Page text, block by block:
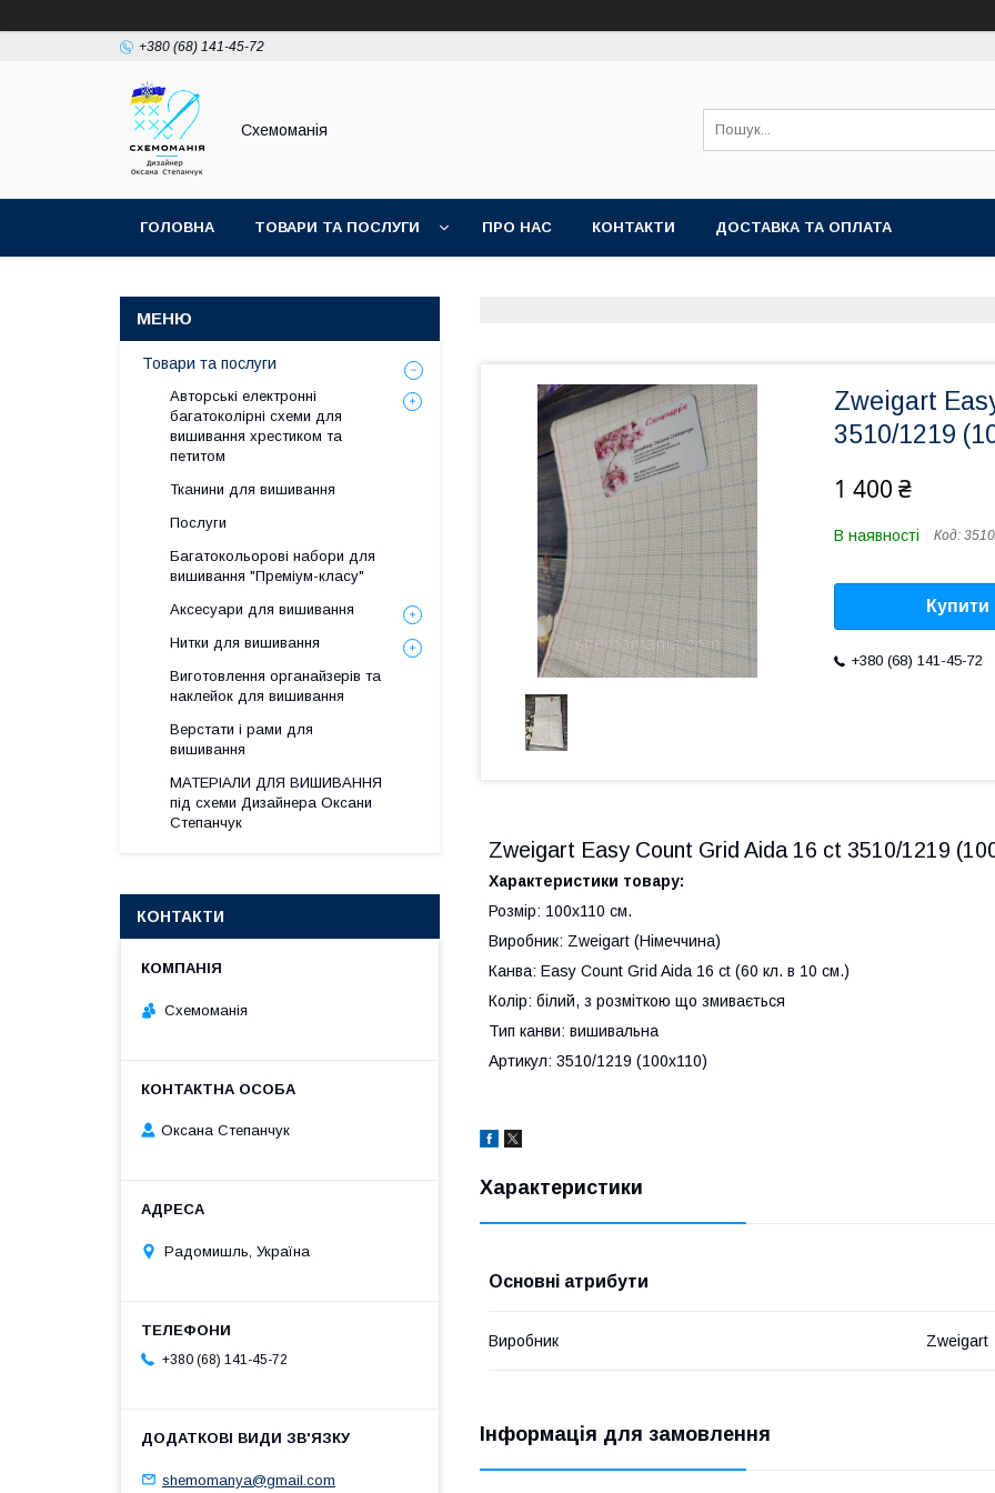
+380 (68) 141-45-72
Схемоманія
ГОЛОВНА ТОВАРИ ТА ПОСЛУГИ ПРО НАС КОНТАКТИ ДОСТАВКА ТА ОПЛАТА
Zweigart
3510/1219
1 400 ₴
В наявності Код:
Купити
+380 (68) 141-45-72
Zweigart Easy Count Grid Aida 16 ct 3510/1219
Характеристики товару:
Розмір: 100х110 см.
Виробник: Zweigart (Німеччина)
Канва: Easy Count Grid Aida 16 ct (60 кл. в 10 см.)
Колір: білий, з розміткою що змивається
Тип канви: вишивальна
Артикул: 3510/1219 (100х110)
Характеристики
Основні атрибути
Виробник Zweigart
Інформація для замовлення
Товари та послуги
Авторські електронні
багатоколірні схеми для
вишивання хрестиком та
петитом
Тканини для вишивання
Послуги
Багатокольорові набори для
вишивання "Преміум-класу"
Аксесуари для вишивання
Нитки для вишивання
Виготовлення органайзерів та
наклейок для вишивання
Верстати і рами для
вишивання
МАТЕРІАЛИ ДЛЯ ВИШИВАННЯ
під схеми Дизайнера Оксани
Степанчук
КОНТАКТИ
Схемоманія
Оксана Степанчук
Радомишль, Україна
+380 (68) 141-45-72
shemomanya@gmail.com